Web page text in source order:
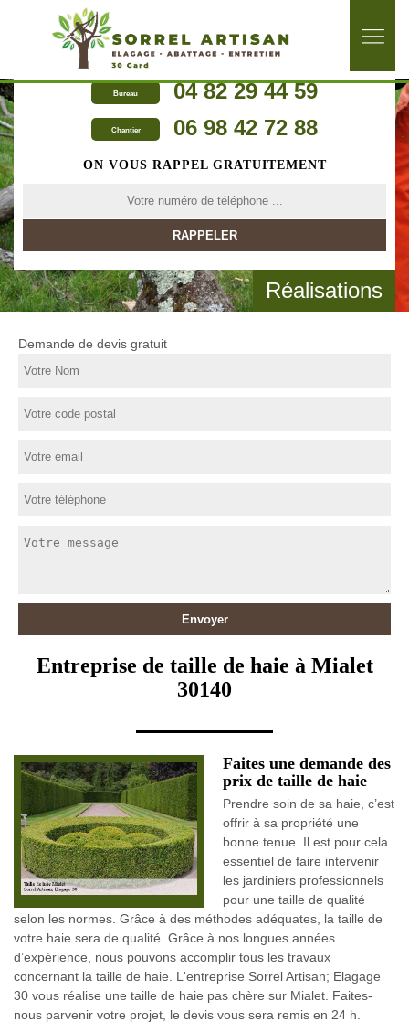
Bureau 04 82 29 44 59
Chantier 06 98 42 72 88
ON VOUS RAPPEL GRATUITEMENT
Réalisations
Demande de devis gratuit
Entreprise de taille de haie à Mialet
30140
Faites une demande des
prix de taille de haie
Prendre soin de sa haie, c’est
offrir à sa propriété une
bonne tenue. Il est pour cela
essentiel de faire intervenir
les jardiniers professionnels
pour une taille de qualité
selon les normes. Grâce à des méthodes adéquates, la taille de
votre haie sera de qualité. Grâce à nos longues années
d’expérience, nous pouvons accomplir tous les travaux
concernant la taille de haie. L'entreprise Sorrel Artisan; Elagage
30 vous réalise une taille de haie pas chère sur Mialet. Faites-
nous parvenir votre projet, le devis vous sera remis en 24 h.